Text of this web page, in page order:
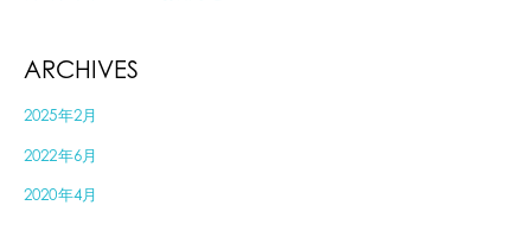
ARCHIVES
2025年2月
2022年6月
2020年4月